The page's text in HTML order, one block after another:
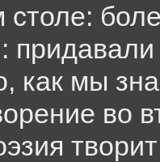
как мы
во